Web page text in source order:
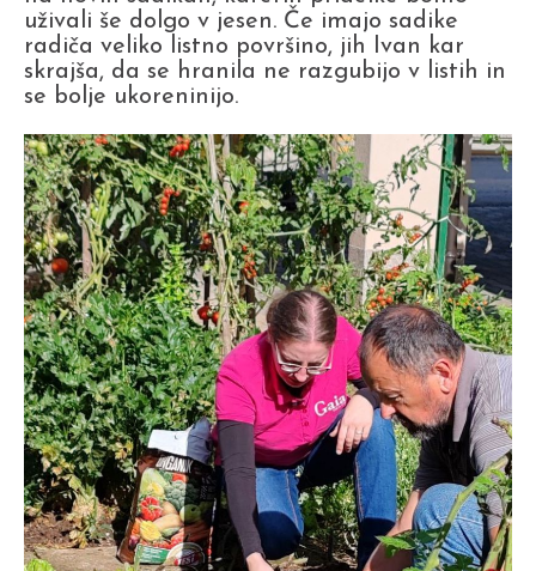
uživali še dolgo v jesen. Če imajo sadike
radiča veliko listno površino, jih Ivan kar
skrajša, da se hranila ne razgubijo v listih in
se bolje ukoreninijo.